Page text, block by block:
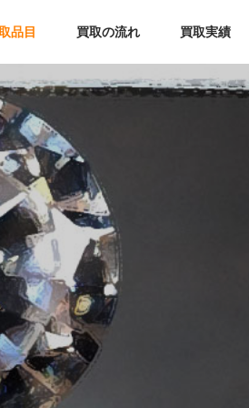
品目 買取の流れ 買取実績